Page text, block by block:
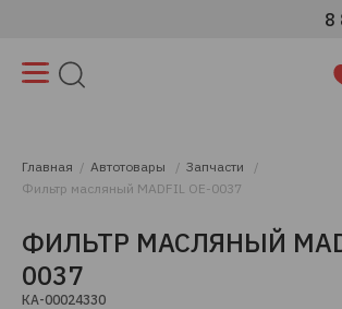
8
Главная Автотовары
Запчасти
Фильтр масляный MADFIL OE-0037
ФИЛЬТР МАСЛЯНЫЙ
0037
КА-00024330